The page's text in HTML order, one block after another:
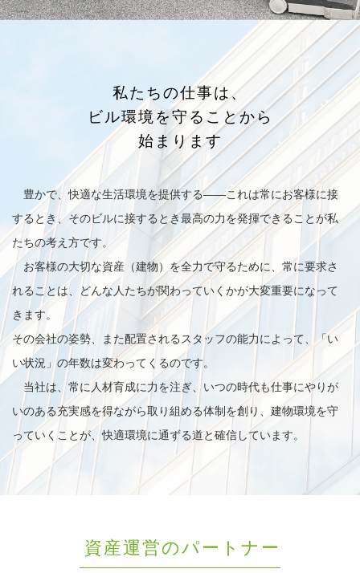
私たちの仕事は、
ビル環境を守ることから
始まります
豊かで、快適な生活環境を提供する——これは常にお客様に接
するとき、そのビルに接するとき最高の力を発揮できることが私
たちの考え方です。
お客様の大切な資産（建物）を全力で守るために、常に要求さ
れることは、どんな人たちが関わっていくかが大変重要になって
きます。
その会社の姿勢、また配置されるスタッフの能力によって、「い
い状況」の年数は変わってくるのです。
当社は、常に人材育成に力を注ぎ、いつの時代も仕事にやりが
いのある充実感を得ながら取り組める体制を創り、建物環境を守
っていくことが、快適環境に通ずる道と確信しています。
資産運営のパートナー